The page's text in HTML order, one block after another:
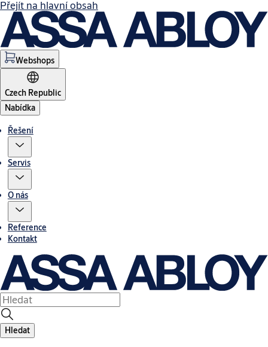
Přejít na hlavní obsah
Webshops
Czech Republic
Nabídka
Řešení
Servis
O nás
Reference
Kontakt
Hledat